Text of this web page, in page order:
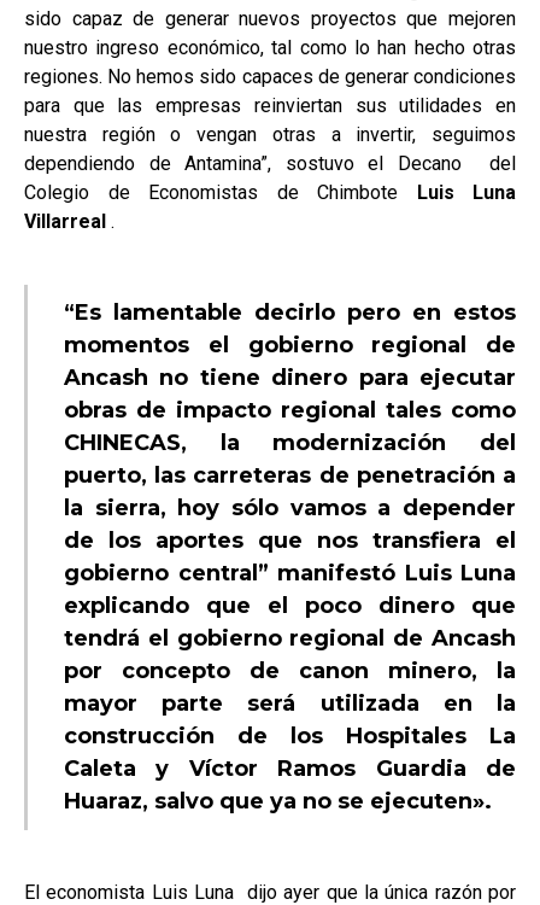
sido capaz de generar nuevos proyectos que mejoren
nuestro ingreso económico, tal como lo han hecho otras
regiones. No hemos sido capaces de generar condiciones
para que las empresas reinviertan sus utilidades en
nuestra región o vengan otras a invertir, seguimos
dependiendo de Antamina”, sostuvo el Decano del
Colegio de Economistas de Chimbote Luis Luna
Villarreal .
“Es lamentable decirlo pero en estos
momentos el gobierno regional de
Ancash no tiene dinero para ejecutar
obras de impacto regional tales como
CHINECAS, la modernización del
puerto, las carreteras de penetración a
la sierra, hoy sólo vamos a depender
de los aportes que nos transfiera el
gobierno central” manifestó Luis Luna
explicando que el poco dinero que
tendrá el gobierno regional de Ancash
por concepto de canon minero, la
mayor parte será utilizada en la
construcción de los Hospitales La
Caleta y Víctor Ramos Guardia de
Huaraz, salvo que ya no se ejecuten».
El economista Luis Luna dijo ayer que la única razón por